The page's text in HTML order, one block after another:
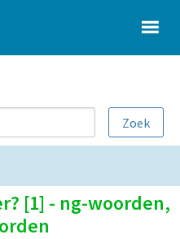
[1] - ng-woorden,